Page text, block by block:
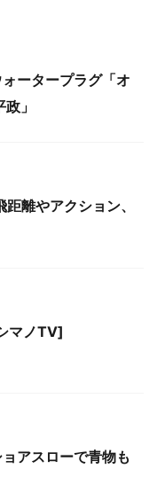
ータープラグ「オ
」
離やアクション、
マノTV]
アスローで青物も